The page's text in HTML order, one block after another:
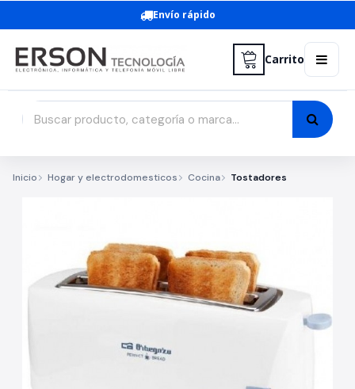
Envío rápido
Carrito
Inicio Hogar y electrodomesticos Cocina Tostadores